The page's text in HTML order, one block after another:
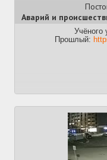
Аварий и
Учёного
Прошлый: